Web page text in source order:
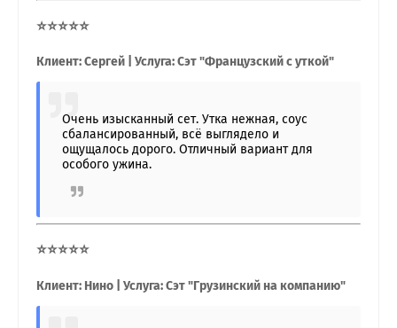
⭐⭐⭐⭐⭐
Клиент: Сергей | Услуга: Сэт "Французский с уткой"
Очень изысканный сет. Утка нежная, соус
сбалансированный, всё выглядело и
ощущалось дорого. Отличный вариант для
особого ужина.
⭐⭐⭐⭐⭐
Клиент: Нино | Услуга: Сэт "Грузинский на компанию"